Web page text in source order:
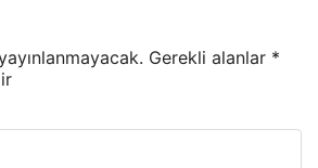
Gerekli alanlar *